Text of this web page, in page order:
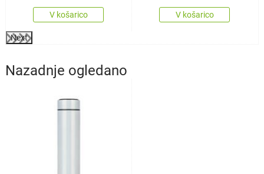
V košarico V košarico
Next
Nazadnje ogledano